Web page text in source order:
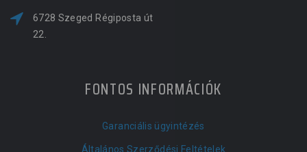
6728 Szeged Régiposta út
22.
FONTOS INFORMÁCIÓK
Garanciális ügyintézés
Általános Szerződési Feltételek